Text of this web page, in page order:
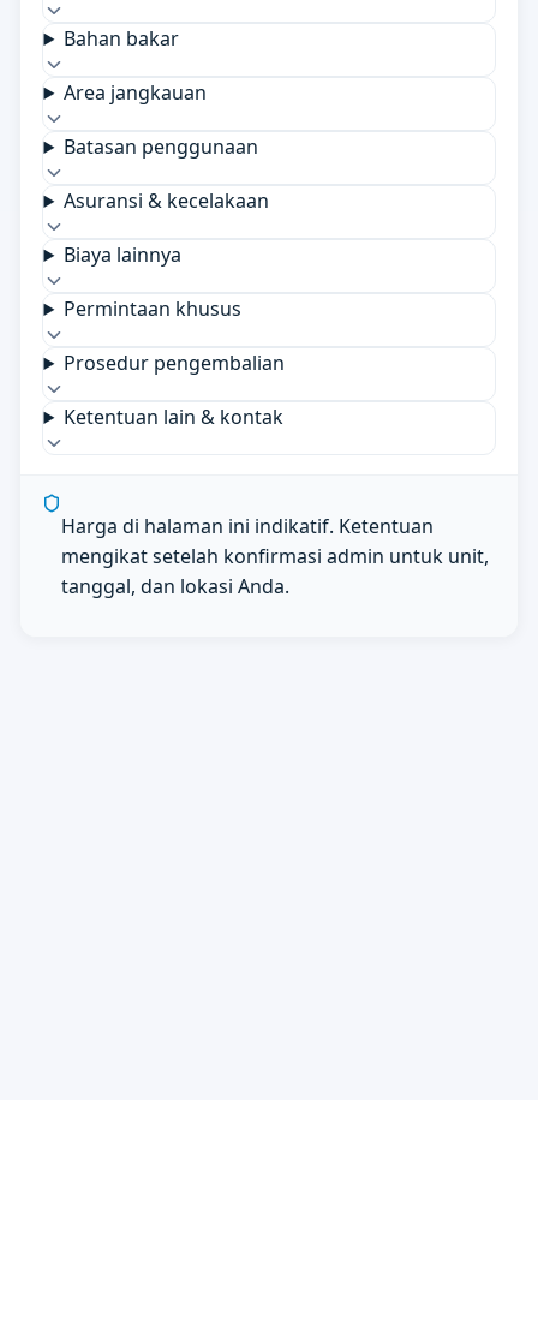
Bahan bakar
Area jangkauan
Batasan penggunaan
Asuransi & kecelakaan
Biaya lainnya
Permintaan khusus
Prosedur pengembalian
Ketentuan lain & kontak
Harga di halaman ini indikatif. Ketentuan
mengikat setelah konfirmasi admin untuk unit,
tanggal, dan lokasi Anda.